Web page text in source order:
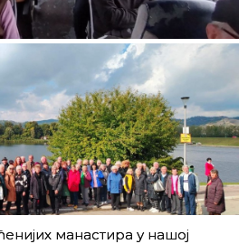
манастира у нашој